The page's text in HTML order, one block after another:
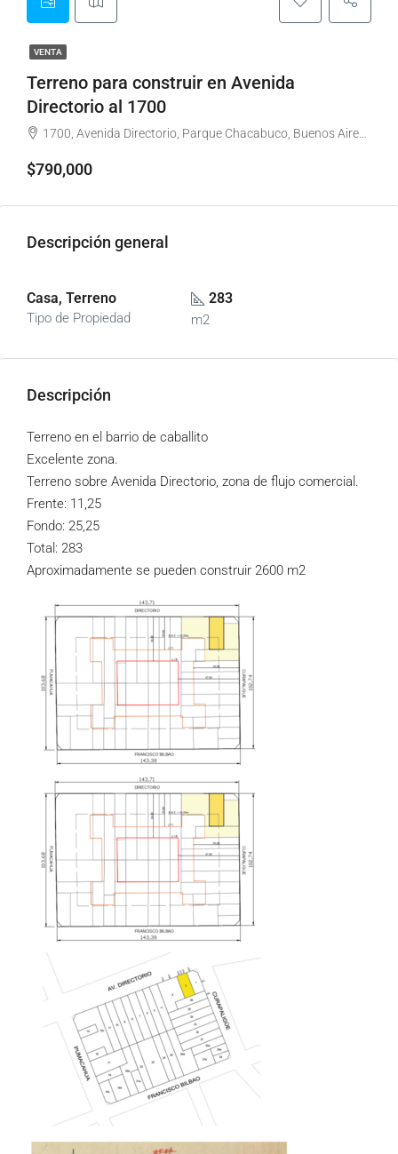
VENTA
Terreno para construir en Avenida
Directorio al 1700
1700, Avenida Directorio, Parque Chacabuco, Buenos Aires, Comuna 7, Ciudad Autónoma de Buenos Aires, C1406GZB, Argentina
$790,000
Descripción general
Casa, Terreno
Tipo de Propiedad
283
m2
Descripción
Terreno en el barrio de caballito
Excelente zona.
Terreno sobre Avenida Directorio, zona de flujo comercial.
Frente: 11,25
Fondo: 25,25
Total: 283
Aproximadamente se pueden construir 2600 m2